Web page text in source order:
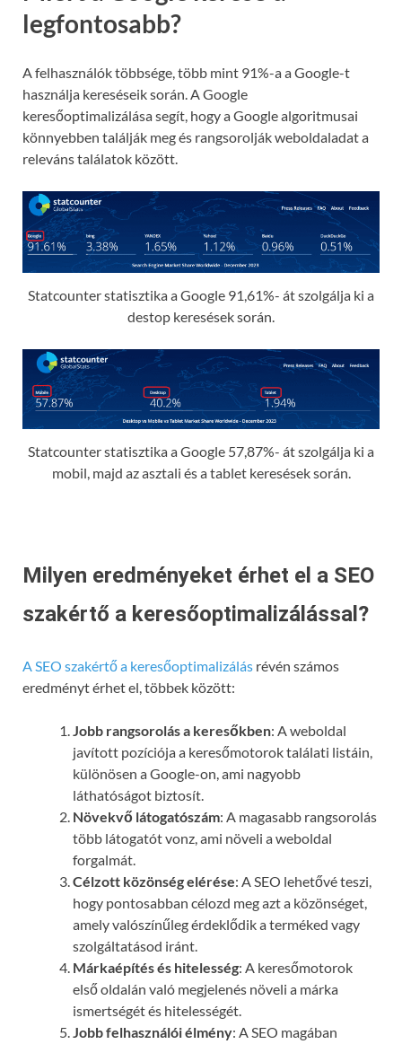
legfontosabb?
A felhasználók többsége, több mint 91%-a a Google-t
használja kereséseik során. A Google
keresőoptimalizálása segít, hogy a Google algoritmusai
könnyebben találják meg és rangsorolják weboldaladat a
releváns találatok között.
Statcounter statisztika a Google 91,61%- át szolgálja ki a
destop keresések során.
Statcounter statisztika a Google 57,87%- át szolgálja ki a
mobil, majd az asztali és a tablet keresések során.
Milyen eredményeket érhet el a SEO
szakértő a keresőoptimalizálással?
A SEO szakértő a keresőoptimalizálás révén számos
eredményt érhet el, többek között:
Jobb rangsorolás a keresőkben: A weboldal
javított pozíciója a keresőmotorok találati listáin,
különösen a Google-on, ami nagyobb
láthatóságot biztosít.
Növekvő látogatószám: A magasabb rangsorolás
több látogatót vonz, ami növeli a weboldal
forgalmát.
Célzott közönség elérése: A SEO lehetővé teszi,
hogy pontosabban célozd meg azt a közönséget,
amely valószínűleg érdeklődik a terméked vagy
szolgáltatásod iránt.
Márkaépítés és hitelesség: A keresőmotorok
első oldalán való megjelenés növeli a márka
ismertségét és hitelességét.
Jobb felhasználói élmény: A SEO magában